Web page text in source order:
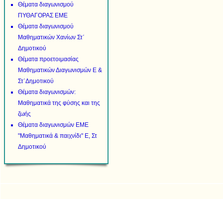
Θέματα διαγωνισμού
ΠΥΘΑΓΟΡΑΣ ΕΜΕ
Θέματα διαγωνισμού
Μαθηματικών Χανίων Στ΄
Δημοτικού
Θέματα προετοιμασίας
Μαθηματικών Διαγωνισμών Ε &
Στ΄Δημοτικού
Θέματα διαγωνισμών:
Μαθηματικά της φύσης και της
ζωής
Θέματα διαγωνισμών ΕΜΕ
"Μαθηματικά & παιχνίδι" Ε, Στ
Δημοτικού